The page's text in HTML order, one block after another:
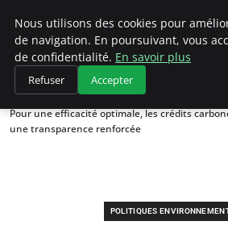
Accueil
Politiques environnementales
Pour une efficacité optimale, les crédits
une transparence renforcée
POLITIQUES
Nous utilisons des cookies pour
de navigation. En poursuivant, vous
de confidentialité. En savoir plus
Refuser Accepter